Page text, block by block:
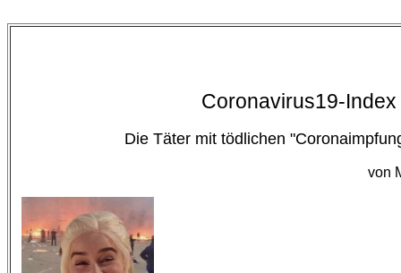
Coronavirus19-
Die Täter mit tödlichen
von